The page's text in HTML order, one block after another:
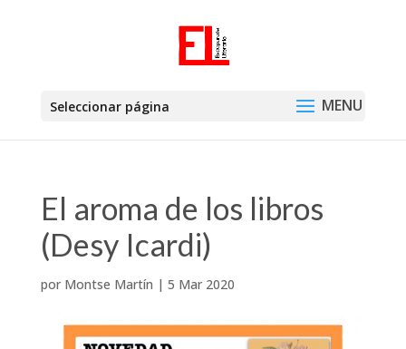
Seleccionar página
El aroma de los libros
(Desy Icardi)
por Montse Martín | 5 Mar 2020